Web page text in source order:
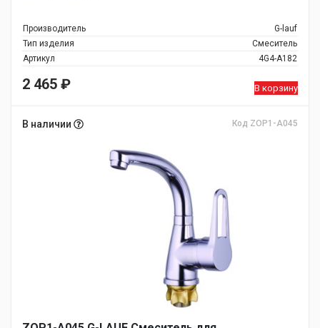
Производитель
G-lauf
Тип изделия
Смеситель
Артикул
4G4-A182
2 465 ₽ В корзину
В наличии Код ZOP1-A045